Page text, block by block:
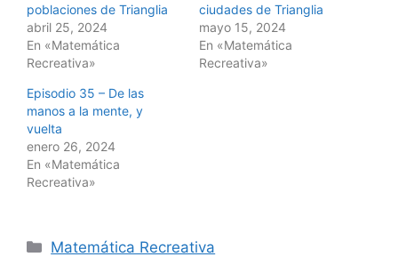
poblaciones de Trianglia
abril 25, 2024
En «Matemática
Recreativa»
ciudades de Trianglia
mayo 15, 2024
En «Matemática
Recreativa»
Episodio 35 – De las
manos a la mente, y
vuelta
enero 26, 2024
En «Matemática
Recreativa»
Categorías
Matemática Recreativa